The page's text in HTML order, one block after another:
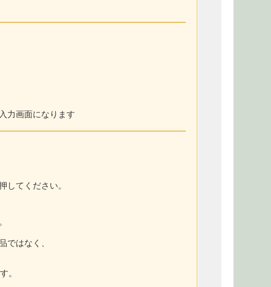
力画面になります
してください。
ではなく、
。